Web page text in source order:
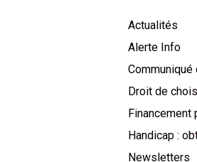
Actualités
Alerte Info
Droit de
Financement
Handicap :
Newsletters